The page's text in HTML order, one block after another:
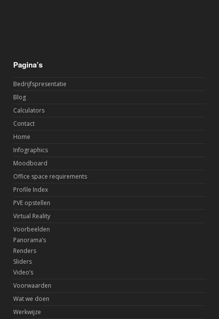
Pagina’s
Bedrijfspresentatie
Blog
Calculators
Contact
Home
Infographics
Moodboard
Office space requirements
Profile Index
PVE opstellen
Virtual Reality
Voorbeelden
Panorama’s
Renders
Sliders
Video’s
Voorwaarden
Wat we doen
Werkwijze